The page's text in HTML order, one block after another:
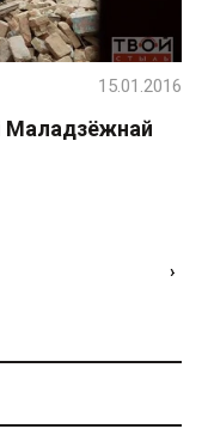
Маладзёжнай
15.01.2016
›